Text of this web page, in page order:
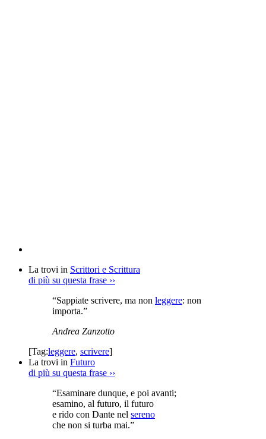
La trovi in Scrittori e Scrittura
di più su questa frase ››
“Sappiate scrivere, ma non leggere: non
importa.”
Andrea Zanzotto
[Tag:leggere, scrivere]
La trovi in Futuro
di più su questa frase ››
“Esaminare dunque, e poi avanti;
esamino, al futuro, il futuro
e rido con Dante nel sereno
che non si turba mai.”